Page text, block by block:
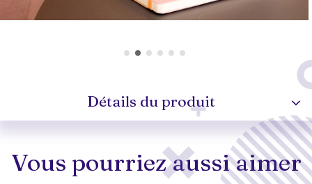
Détails du produit
Vous pourriez aussi aimer